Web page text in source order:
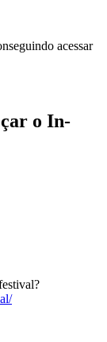
acessar
o In-